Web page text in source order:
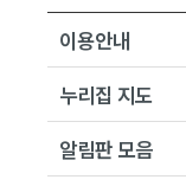
이용안내
누리집 지도
알림판 모음